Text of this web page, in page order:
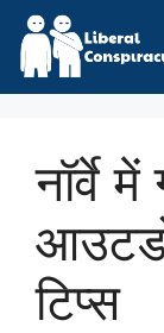
Skip
content
नॉर्वे
टिप्स